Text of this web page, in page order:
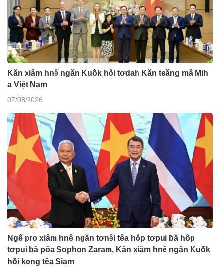
Kăn xiâm hnê ngăn Kuô̆k hô̆i tơdah Kăn teăng mâ Mih
a Việt Nam
07/08/2026
Ngế pro xiâm hnê ngăn tơnêi têa hôp tơpui ƀă hôp
tơpui ƀă pôa Sophon Zaram, Kăn xiâm hnê ngăn Kuô̆k
hô̆i kong têa Siam